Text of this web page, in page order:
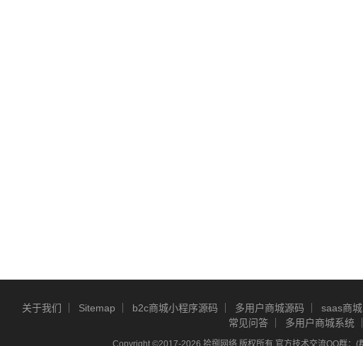
关于我们 Sitemap b2c商城小程序源码 多用户商城源码 saas商
常见问答
多用户商城系统
Copyright ©2017-2026 拾捌网络 版权所有 官方技术交流QQ群